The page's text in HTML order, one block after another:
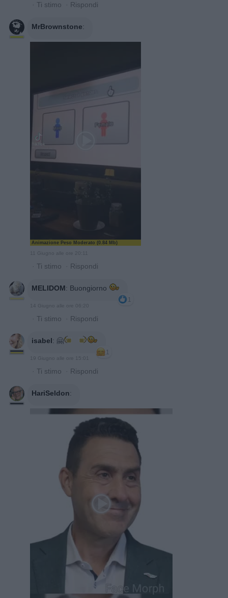
· Ti stimo · Rispondi
MrBrownstone:
Animazione Peso Moderato (0.84 Mb)
11 Giugno alle ore 20:11
· Ti stimo · Rispondi
MELIDOM: Buongiorno
1
14 Giugno alle ore 06:20
· Ti stimo · Rispondi
isabel: 🤗
1
19 Giugno alle ore 15:01
· Ti stimo · Rispondi
HariSeldon: